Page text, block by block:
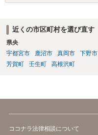
近くの市区町村を選び直す
県央
宇都宮市
鹿沼市 真岡市 下野市
芳賀町
壬生町 高根沢町
ココナラ法律相談について